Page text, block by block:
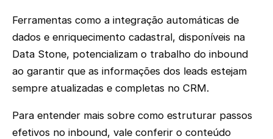
Ferramentas como a integração automáticas de
dados e enriquecimento cadastral, disponíveis na
Data Stone, potencializam o trabalho do inbound
ao garantir que as informações dos leads estejam
sempre atualizadas e completas no CRM.
Para entender mais sobre como estruturar passos
efetivos no inbound, vale conferir o conteúdo